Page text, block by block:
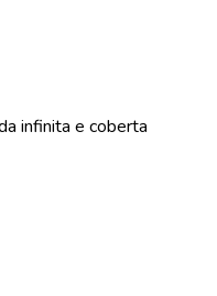
infinita e coberta